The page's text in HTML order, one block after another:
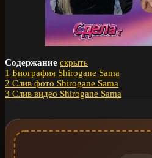
Содержание скрыть
1 Биография Shirogane Sama
2 Слив фото Shirogane Sama
3 Слив видео Shirogane Sama